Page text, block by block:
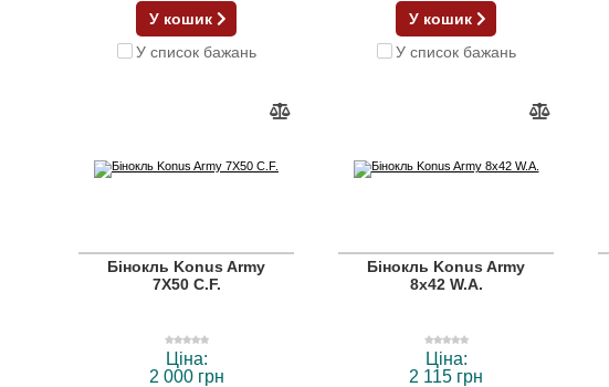
У кошик
У список бажань
У кошик
У список бажань
Бінокль Konus Army
7X50 C.F.
Ціна:
2 000 грн
Бінокль Konus Army
8x42 W.A.
Ціна:
2 115 грн